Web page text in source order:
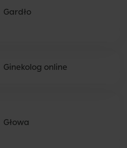
Gardło
Ginekolog online
Głowa